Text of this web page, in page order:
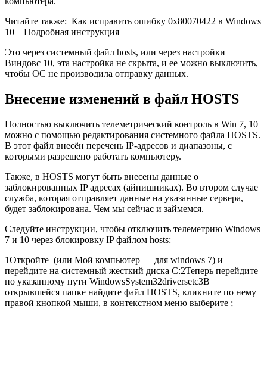
Читайте также: Как исправить ошибку 0x80070422 в Windows
10 – Подробная инструкция
Это через системный файл hosts, или через настройки
Виндовс 10, эта настройка не скрыта, и ее можно выключить,
чтобы ОС не производила отправку данных.
Внесение изменений в файл HOSTS
Полностью выключить телеметрический контроль в Win 7, 10
можно с помощью редактирования системного файла HOSTS.
В этот файл внесён перечень IP-адресов и диапазоны, с
которыми разрешено работать компьютеру.
Также, в HOSTS могут быть внесены данные о
заблокированных IP адресах (айпишниках). Во втором случае
служба, которая отправляет данные на указанные сервера,
будет заблокирована. Чем мы сейчас и займемся.
Следуйте инструкции, чтобы отключить телеметрию Windows
7 и 10 через блокировку IP файлом hosts:
1Откройте (или Мой компьютер — для windows 7) и
перейдите на системный жесткий диска С:2Теперь перейдите
по указанному пути WindowsSystem32driversetc3В
открывшейся папке найдите файл HOSTS, кликните по нему
правой кнопкой мыши, в контекстном меню выберите ;